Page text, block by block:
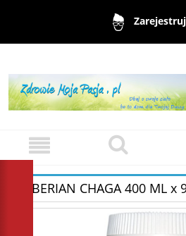
SIBERIAN CHAGA 400 ML